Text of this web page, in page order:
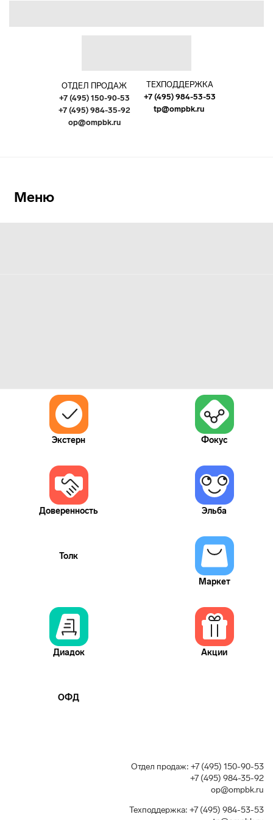
ОТДЕЛ ПРОДАЖ
+7 (495) 150-90-53
+7 (495) 984-35-92
op@ompbk.ru
ТЕХПОДДЕРЖКА
+7 (495) 984-53-53
tp@ompbk.ru
Меню
Экстерн Фокус
Доверенность Эльба
Толк
Маркет
Диадок Акции
ОФД
Отдел продаж: +7 (495) 150-90-53
+7 (495) 984-35-92
op@ompbk.ru
Техподдержка: +7 (495) 984-53-53